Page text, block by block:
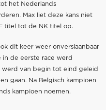
het Nederlands
Max liet deze kans niet
titel tot de NK titel op.
dit keer weer onverslaanbaar
in de eerste race werd
van begin tot eind geleid
gaan. Na Belgisch kampioen
kampioen noemen.